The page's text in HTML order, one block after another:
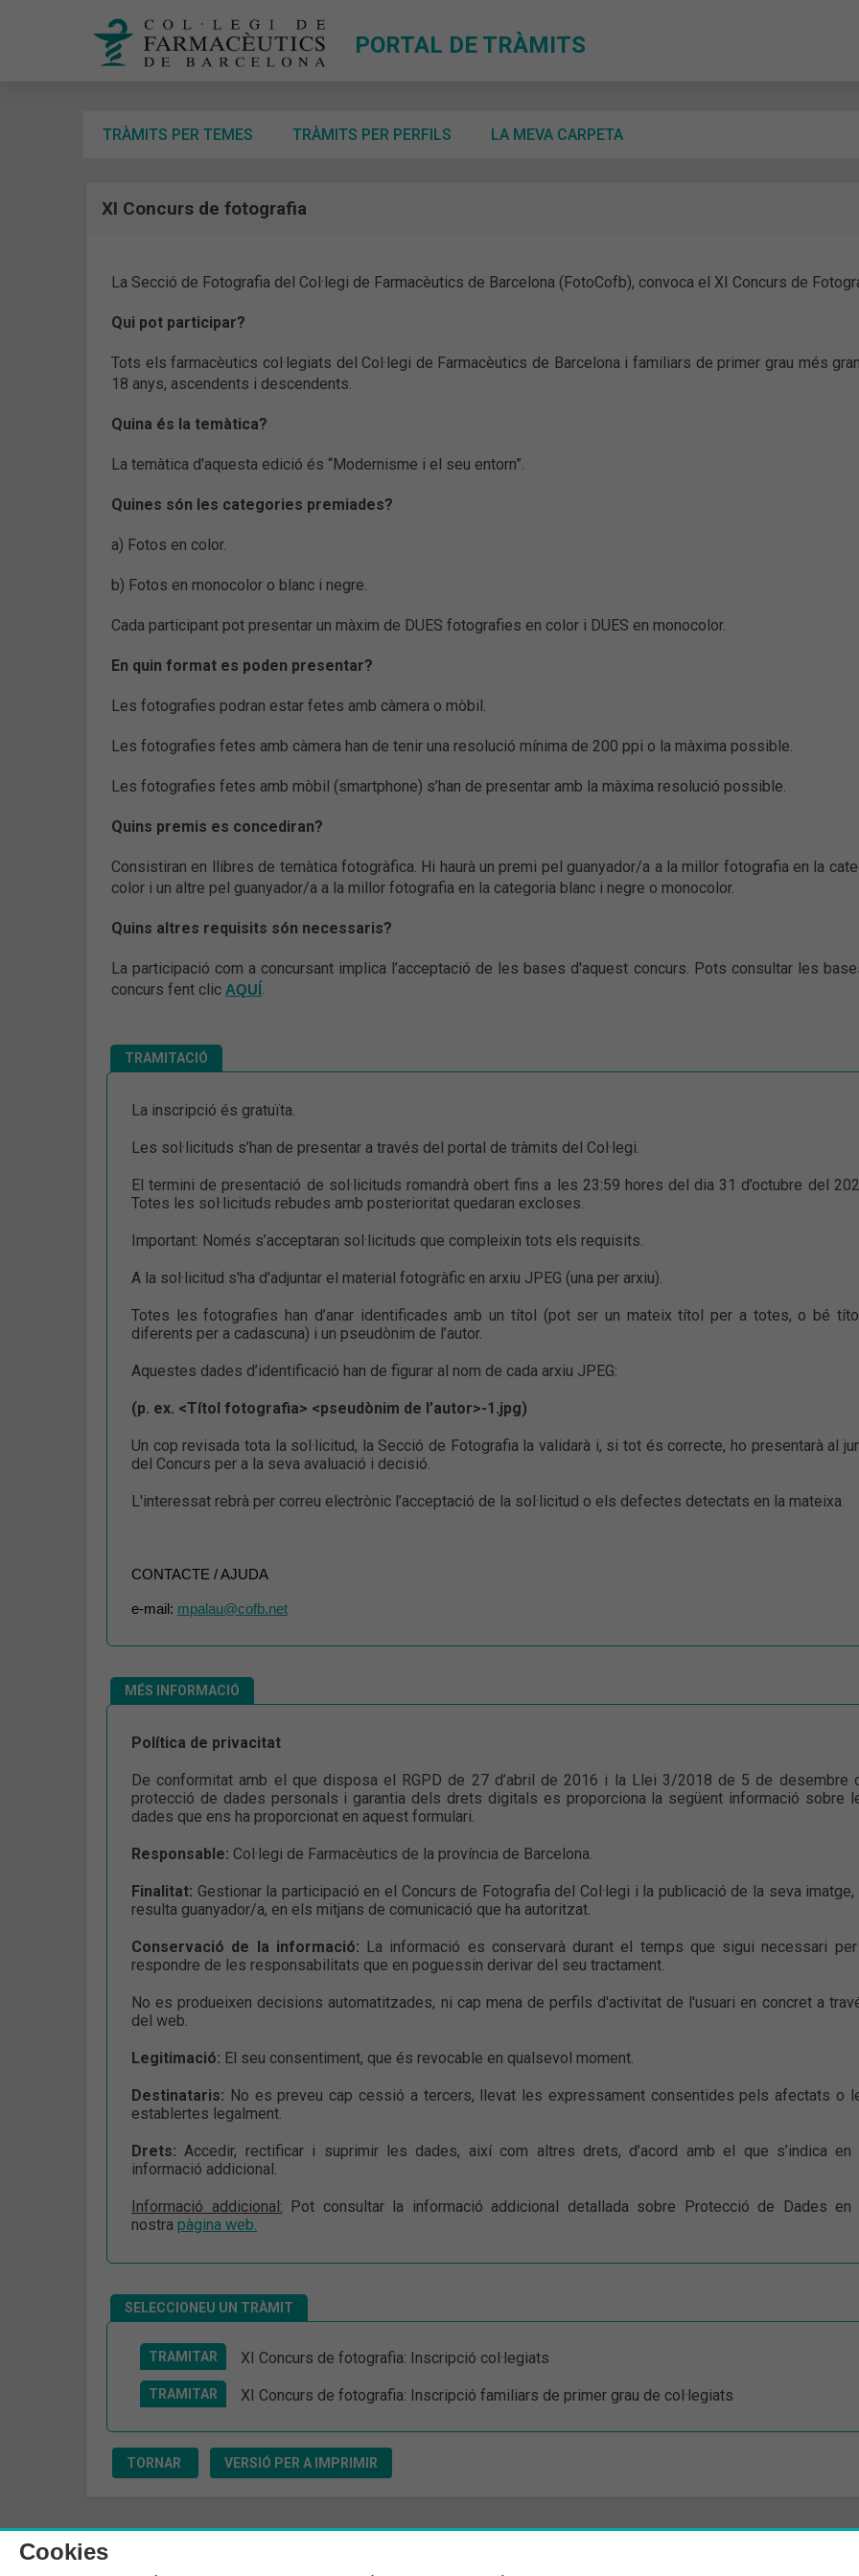
PORTAL DE TRÀMITS
TRÀMITS PER TEMES TRÀMITS PER PERFILS LA MEVA CARPETA
XI Concurs de fotografia
La Secció de Fotografia del Col·legi de Farmacèutics de Barcelona (FotoCofb), convoca el XI Concurs de
Qui pot participar?
Tots els farmacèutics col·legiats del Col·legi de Farmacèutics de Barcelona i familiars de primer grau més
18 anys, ascendents i descendents.
Quina és la temàtica?
La temàtica d'aquesta edició és “Modernisme i el seu entorn”.
Quines són les categories premiades?
a) Fotos en color.
b) Fotos en monocolor o blanc i negre.
Cada participant pot presentar un màxim de DUES fotografies en color i DUES en monocolor.
En quin format es poden presentar?
Les fotografies podran estar fetes amb càmera o mòbil.
Les fotografies fetes amb càmera han de tenir una resolució mínima de 200 ppi o la màxima possible.
Les fotografies fetes amb mòbil (smartphone) s’han de presentar amb la màxima resolució possible.
Quins premis es concediran?
Consistiran en llibres de temàtica fotogràfica. Hi haurà un premi pel guanyador/a a la millor fotografia en la
color i un altre pel guanyador/a a la millor fotografia en la categoria blanc i negre o monocolor.
Quins altres requisits són necessaris?
La participació com a concursant implica l’acceptació de les bases d'aquest concurs. Pots consultar les
concurs fent clic AQUÍ .
TRAMITACIÓ
La inscripció és gratuïta.
Les sol·licituds s’han de presentar a través del portal de tràmits del Col·legi.
El termini de presentació de sol·licituds romandrà obert fins a les 23:59 hores del dia 31 d’octubre del
Totes les sol·licituds rebudes amb posterioritat quedaran excloses.
Important: Només s’acceptaran sol·licituds que compleixin tots els requisits.
A la sol·licitud s'ha d'adjuntar el material fotogràfic en arxiu JPEG (una per arxiu).
Totes les fotografies han d’anar identificades amb un títol (pot ser un mateix títol per a totes, o bé
diferents per a cadascuna) i un pseudònim de l’autor.
Aquestes dades d’identificació han de figurar al nom de cada arxiu JPEG:
(p. ex. <Títol fotografia> <pseudònim de l’autor>-1.jpg)
Un cop revisada tota la sol·licitud, la Secció de Fotografia la validarà i, si tot és correcte, ho presentarà al
del Concurs per a la seva avaluació i decisió.
L'interessat rebrà per correu electrònic l’acceptació de la sol·licitud o els defectes detectats en la mateixa.
CONTACTE / AJUDA
e-mail: mpalau@cofb.net
MÉS INFORMACIÓ
Política de privacitat
De conformitat amb el que disposa el RGPD de 27 d’abril de 2016 i la Llei 3/2018 de 5 de desembre
protecció de dades personals i garantia dels drets digitals es proporciona la següent informació sobre
dades que ens ha proporcionat en aquest formulari.
Responsable: Col·legi de Farmacèutics de la província de Barcelona.
Finalitat: Gestionar la participació en el Concurs de Fotografia del Col·legi i la publicació de la seva imatge,
resulta guanyador/a, en els mitjans de comunicació que ha autoritzat.
Conservació de la informació: La informació es conservarà durant el temps que sigui necessari
respondre de les responsabilitats que en poguessin derivar del seu tractament.
No es produeixen decisions automatitzades, ni cap mena de perfils d'activitat de l'usuari en concret a
del web.
Legitimació: El seu consentiment, que és revocable en qualsevol moment.
Destinataris: No es preveu cap cessió a tercers, llevat les expressament consentides pels afectats o
establertes legalment.
Drets: Accedir, rectificar i suprimir les dades, així com altres drets, d’acord amb el que s’indica en
informació addicional.
Informació addicional: Pot consultar la informació addicional detallada sobre Protecció de Dades en
nostra pàgina web.
SELECCIONEU UN TRÀMIT
TRAMITAR XI Concurs de fotografia: Inscripció col·legiats
TRAMITAR XI Concurs de fotografia: Inscripció familiars de primer grau de col·legiats
TORNAR VERSIÓ PER A IMPRIMIR
Cookies